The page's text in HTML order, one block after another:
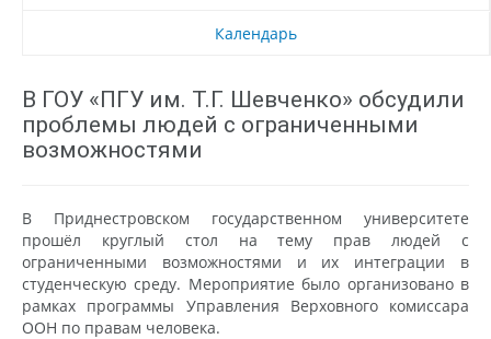
Календарь
В ГОУ «ПГУ им. Т.Г. Шевченко» обсудили
проблемы людей с ограниченными
возможностями
В Приднестровском государственном университете
прошёл круглый стол на тему прав людей с
ограниченными возможностями и их интеграции в
студенческую среду. Мероприятие было организовано в
рамках программы Управления Верховного комиссара
ООН по правам человека.